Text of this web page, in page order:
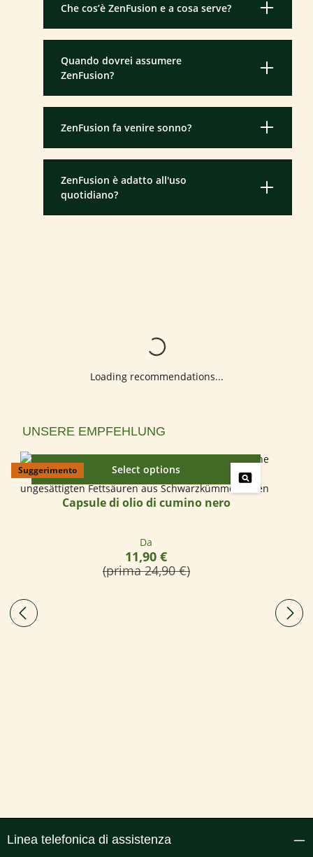
Che cos’è ZenFusion e a cosa serve?
Quando dovrei assumere
ZenFusion?
ZenFusion fa venire sonno?
ZenFusion è adatto all'uso
quotidiano?
Loading...
Loading recommendations...
Salta la galleria dei prodotti
UNSERE EMPFEHLUNG
Suggerimento Select options
Capsule di olio di cumino nero
Prezzo normale:
Da
11,90 €
(prima 24,90 €)
Linea telefonica di assistenza